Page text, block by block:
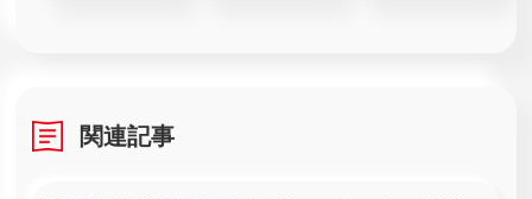
関連記事